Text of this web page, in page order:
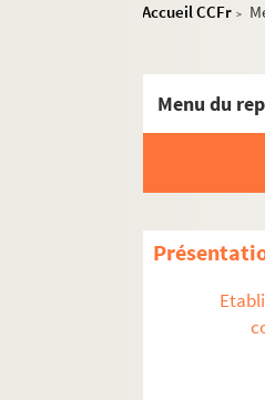
Accueil CCFr >